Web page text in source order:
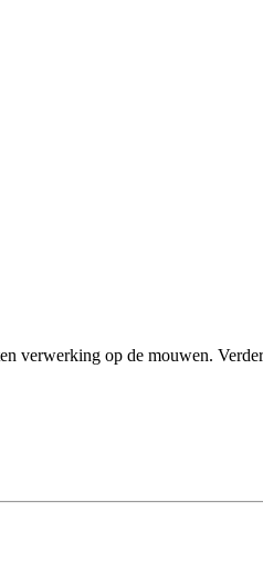
verwerking op de mouwen.